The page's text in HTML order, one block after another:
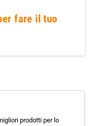
fare il tuo
prodotti per lo